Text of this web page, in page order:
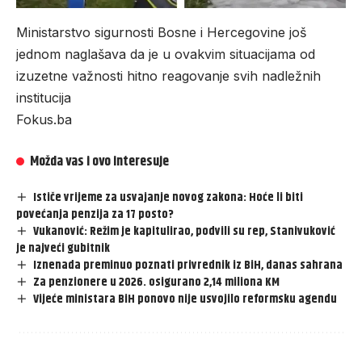
Ministarstvo sigurnosti Bosne i Hercegovine još
jednom naglašava da je u ovakvim situacijama od
izuzetne važnosti hitno reagovanje svih nadležnih
institucija
Fokus.ba
Možda vas i ovo interesuje
Ističe vrijeme za usvajanje novog zakona: Hoće li biti
povećanja penzija za 17 posto?
Vukanović: Režim je kapitulirao, podvili su rep, Stanivuković
je najveći gubitnik
Iznenada preminuo poznati privrednik iz BiH, danas sahrana
Za penzionere u 2026. osigurano 2,14 miliona KM
Vijeće ministara BiH ponovo nije usvojilo reformsku agendu